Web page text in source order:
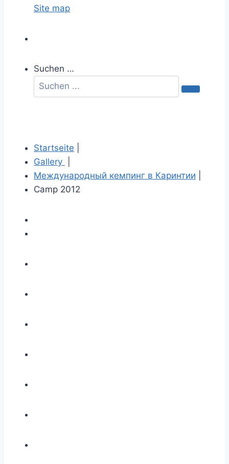
Site map
Suchen …
Startseite
Gallery
Международный кемпинг в Каринтии
Camp 2012